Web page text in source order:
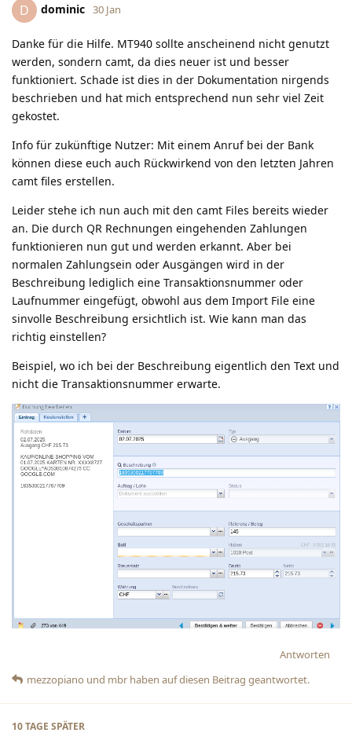
D dominic 30 Jan
Danke für die Hilfe. MT940 sollte anscheinend nicht genutzt
werden, sondern camt, da dies neuer ist und besser
funktioniert. Schade ist dies in der Dokumentation nirgends
beschrieben und hat mich entsprechend nun sehr viel Zeit
gekostet.
Info für zukünftige Nutzer: Mit einem Anruf bei der Bank
können diese euch auch Rückwirkend von den letzten Jahren
camt files erstellen.
Leider stehe ich nun auch mit den camt Files bereits wieder
an. Die durch QR Rechnungen eingehenden Zahlungen
funktionieren nun gut und werden erkannt. Aber bei
normalen Zahlungsein oder Ausgängen wird in der
Beschreibung lediglich eine Transaktionsnummer oder
Laufnummer eingefügt, obwohl aus dem Import File eine
sinvolle Beschreibung ersichtlich ist. Wie kann man das
richtig einstellen?
Beispiel, wo ich bei der Beschreibung eigentlich den Text und
nicht die Transaktionsnummer erwarte.
Antworten
mezzopiano und mbr haben auf diesen Beitrag geantwortet.
10 TAGE SPÄTER